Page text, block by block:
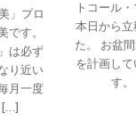
」プロ
です。
は必ず
り近い
月一度
[…]
トコール
本日から
た。 お盆
を計画し
す